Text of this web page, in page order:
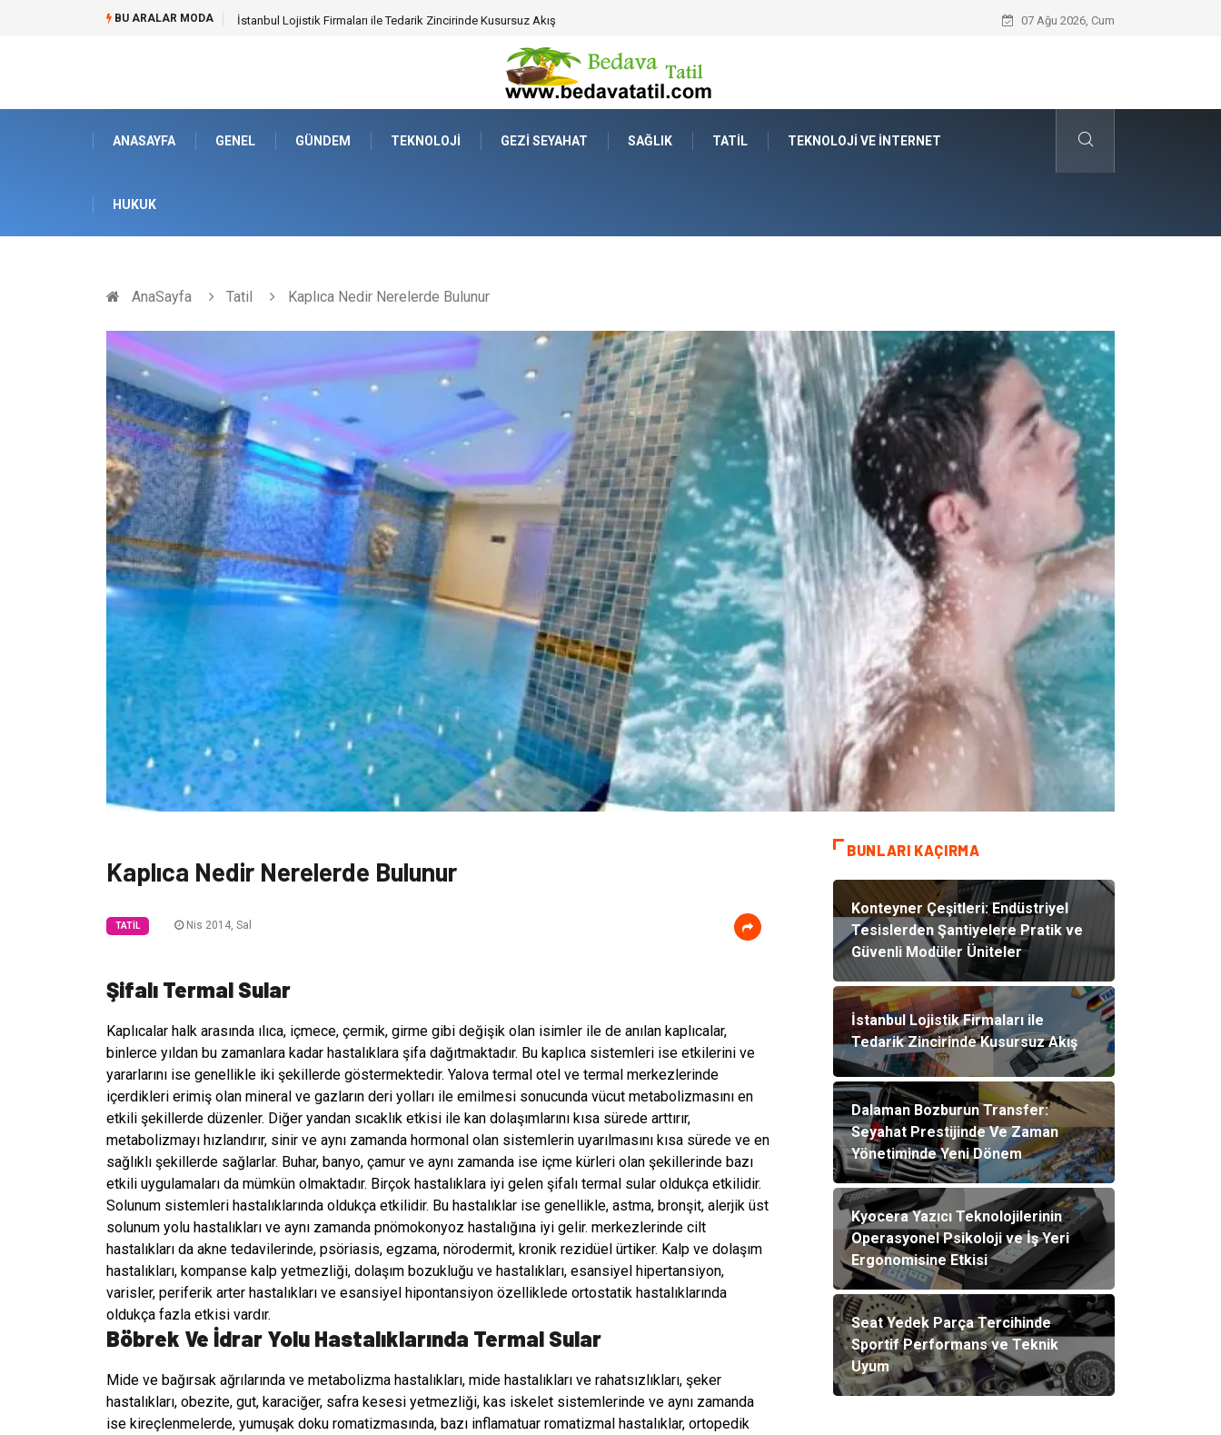
BU ARALAR MODA Dalaman Bozburun Transfer: Seyahat Prestijinde Ve Zaman Yönetiminde Yeni Dönem Kyocera Yazıcı Teknolojilerinin
07 Ağu 2026, Cum
ANASAYFA GENEL GÜNDEM TEKNOLOJI GEZI SEYAHAT SAĞLIK TATIL TEKNOLOJI VE İNTERNET
HUKUK
AnaSayfa Tatil Kaplıca Nedir Nerelerde Bulunur
Kaplıca Nedir Nerelerde Bulunur
TATIL Nis 2014, Sal
Şifalı Termal Sular
Kaplıcalar halk arasında ılıca, içmece, çermik, girme gibi değişik olan isimler ile de anılan kaplıcalar,
binlerce yıldan bu zamanlara kadar hastalıklara şifa dağıtmaktadır. Bu kaplıca sistemleri ise etkilerini ve
yararlarını ise genellikle iki şekillerde göstermektedir. Yalova termal otel ve termal merkezlerinde
içerdikleri erimiş olan mineral ve gazların deri yolları ile emilmesi sonucunda vücut metabolizmasını en
etkili şekillerde düzenler. Diğer yandan sıcaklık etkisi ile kan dolaşımlarını kısa sürede arttırır,
metabolizmayı hızlandırır, sinir ve aynı zamanda hormonal olan sistemlerin uyarılmasını kısa sürede ve en
sağlıklı şekillerde sağlarlar. Buhar, banyo, çamur ve aynı zamanda ise içme kürleri olan şekillerinde bazı
etkili uygulamaları da mümkün olmaktadır. Birçok hastalıklara iyi gelen şifalı termal sular oldukça etkilidir.
Solunum sistemleri hastalıklarında oldukça etkilidir. Bu hastalıklar ise genellikle, astma, bronşit, alerjik üst
solunum yolu hastalıkları ve aynı zamanda pnömokonyoz hastalığına iyi gelir. merkezlerinde cilt
hastalıkları da akne tedavilerinde, psöriasis, egzama, nörodermit, kronik rezidüel ürtiker. Kalp ve dolaşım
hastalıkları, kompanse kalp yetmezliği, dolaşım bozukluğu ve hastalıkları, esansiyel hipertansiyon,
varisler, periferik arter hastalıkları ve esansiyel hipontansiyon özelliklede ortostatik hastalıklarında
oldukça fazla etkisi vardır.
Böbrek Ve İdrar Yolu Hastalıklarında Termal Sular
Mide ve bağırsak ağrılarında ve metabolizma hastalıkları, mide hastalıkları ve rahatsızlıkları, şeker
hastalıkları, obezite, gut, karaciğer, safra kesesi yetmezliği, kas iskelet sistemlerinde ve aynı zamanda
ise kireçlenmelerde, yumuşak doku romatizmasında, bazı inflamatuar romatizmal hastalıklar, ortopedik
BUNLARI KAÇIRMA
Konteyner Çeşitleri: Endüstriyel
Tesislerden Şantiyelere Pratik ve
Güvenli Modüler Üniteler
İstanbul Lojistik Firmaları ile
Tedarik Zincirinde Kusursuz Akış
Dalaman Bozburun Transfer:
Seyahat Prestijinde Ve Zaman
Yönetiminde Yeni Dönem
Kyocera Yazıcı Teknolojilerinin
Operasyonel Psikoloji ve İş Yeri
Ergonomisine Etkisi
Seat Yedek Parça Tercihinde
Sportif Performans ve Teknik
Uyum